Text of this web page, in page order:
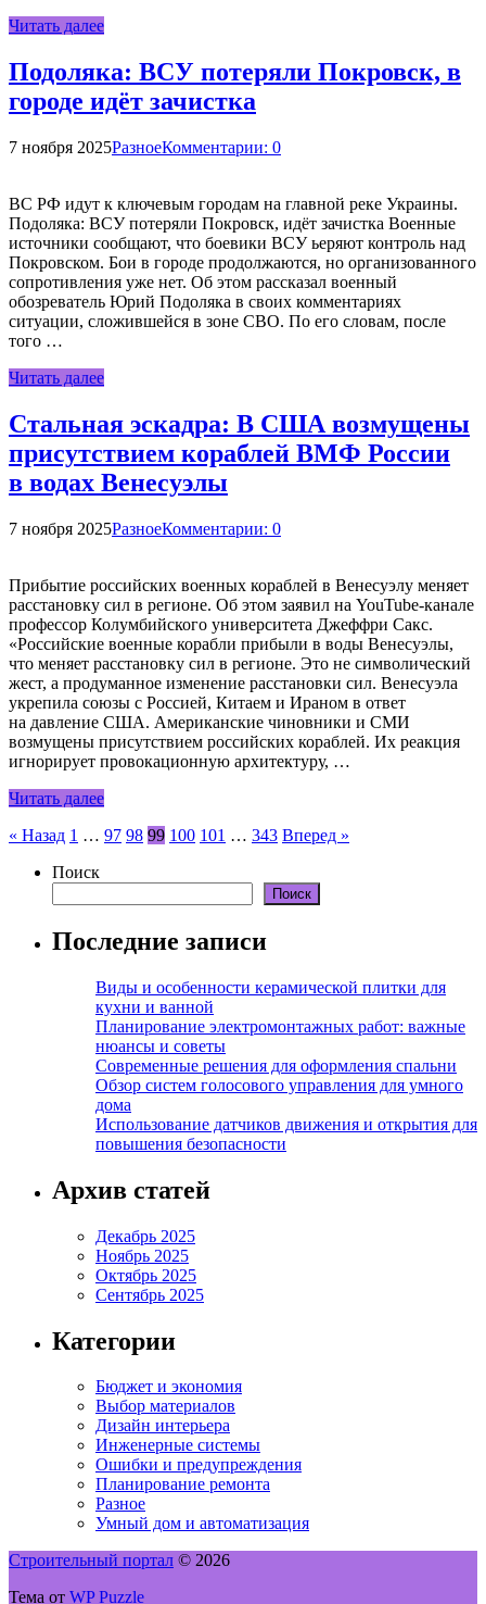
Читать далее
Подоляка: ВСУ потеряли Покровск, в
городе идёт зачистка
7 ноября 2025РазноеКомментарии: 0
ВС РФ идут к ключевым городам на главной реке Украины.
Подоляка: ВСУ потеряли Покровск, идёт зачистка Военные
источники сообщают, что боевики ВСУ ьеряют контроль над
Покровском. Бои в городе продолжаются, но организованного
сопротивления уже нет. Об этом рассказал военный
обозреватель Юрий Подоляка в своих комментариях
ситуации, сложившейся в зоне СВО. По его словам, после
того …
Читать далее
Стальная эскадра: В США возмущены
присутствием кораблей ВМФ России
в водах Венесуэлы
7 ноября 2025РазноеКомментарии: 0
Прибытие российских военных кораблей в Венесуэлу меняет
расстановку сил в регионе. Об этом заявил на YouTube-канале
профессор Колумбийского университета Джеффри Сакс.
«Российские военные корабли прибыли в воды Венесуэлы,
что меняет расстановку сил в регионе. Это не символический
жест, а продуманное изменение расстановки сил. Венесуэла
укрепила союзы с Россией, Китаем и Ираном в ответ
на давление США. Американские чиновники и СМИ
возмущены присутствием российских кораблей. Их реакция
игнорирует провокационную архитектуру, …
Читать далее
Пагинация
записей
« Назад 1 … 97 98 99 100 101 … 343 Вперед »
Поиск
Поиск
Последние записи
Виды и особенности керамической плитки для
кухни и ванной
Планирование электромонтажных работ: важные
нюансы и советы
Современные решения для оформления спальни
Обзор систем голосового управления для умного
дома
Использование датчиков движения и открытия для
повышения безопасности
Архив статей
Декабрь 2025
Ноябрь 2025
Октябрь 2025
Сентябрь 2025
Категории
Бюджет и экономия
Выбор материалов
Дизайн интерьера
Инженерные системы
Ошибки и предупреждения
Планирование ремонта
Разное
Умный дом и автоматизация
Строительный портал © 2026
Тема от WP Puzzle